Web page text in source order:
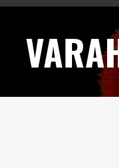
Skip
content